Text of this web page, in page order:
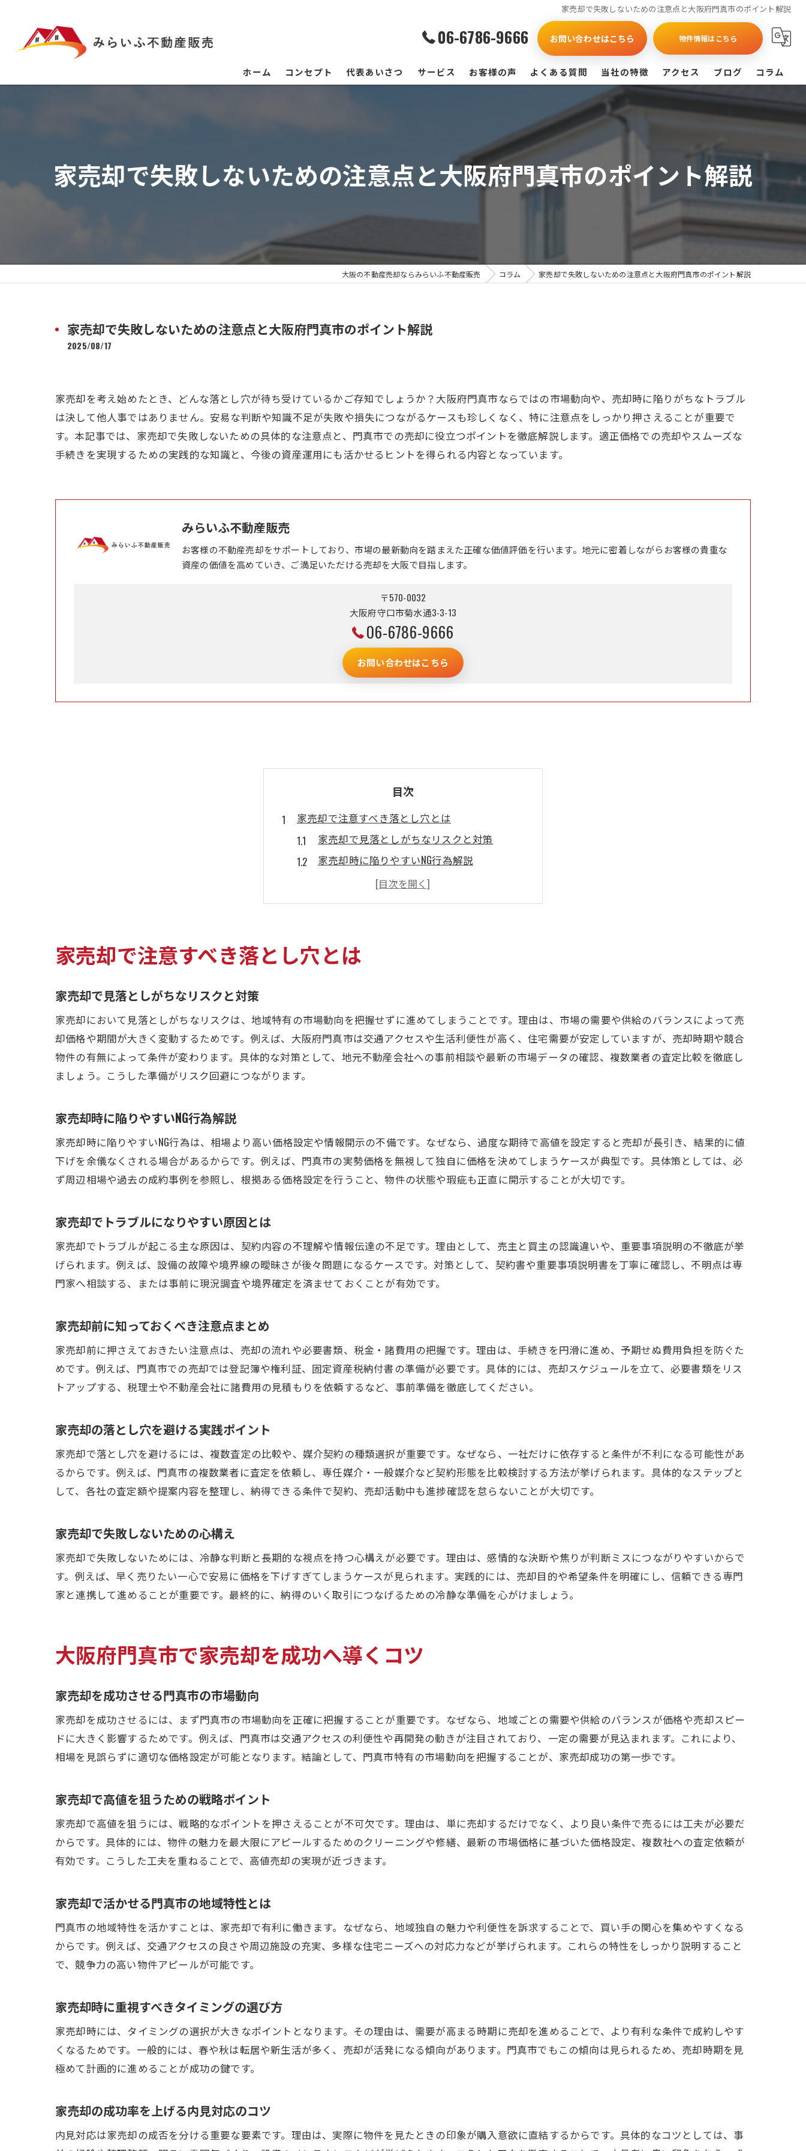
家売却で失敗しないための注意点と大阪府門真市のポイント解説
06-6786-9666 お問い合わせはこちら 物件情報はこちら
ホーム コンセプト 代表あいさつ サービス お客様の声 よくある質問 当社の特徴
買取
戸建て
マンション
アクセス ブログ コラム
家売却で失敗しないための注意点と大阪府門真市のポイント解説
大阪の不動産売却ならみらいふ不動産販売 コラム 家売却で失敗しないための注意点と大阪府門真市のポイント解説
家売却で失敗しないための注意点と大阪府門真市のポイント解説
2025/08/17
家売却を考え始めたとき、どんな落とし穴が待ち受けているかご存知でしょうか？大阪府門真市ならではの市場動向や、売却時に陥りがちなトラブル
は決して他人事ではありません。安易な判断や知識不足が失敗や損失につながるケースも珍しくなく、特に注意点をしっかり押さえることが重要で
す。本記事では、家売却で失敗しないための具体的な注意点と、門真市での売却に役立つポイントを徹底解説します。適正価格での売却やスムーズな
手続きを実現するための実践的な知識と、今後の資産運用にも活かせるヒントを得られる内容となっています。
みらいふ不動産販売
お客様の不動産売却をサポートしており、市場の最新動向を踏まえた正確な価値評価を行います。地元に密着しながらお客様の貴重な
資産の価値を高めていき、ご満足いただける売却を大阪で目指します。
〒570-0032
大阪府守口市菊水通3-3-13
06-6786-9666
お問い合わせはこちら
目次
家売却で注意すべき落とし穴とは
家売却で見落としがちなリスクと対策
家売却時に陥りやすいNG行為解説
家売却でトラブルになりやすい原因とは
家売却前に知っておくべき注意点まとめ
家売却で失敗しないための心構え
大阪府門真市で家売却を成功へ導くコツ
家売却で活かせる門真市の地域特性とは
家売却時に重視すべきタイミングの選び方
家売却に必要な契約時の注意点とは
家売却で失敗を避ける情報収集の方法
家売却で安心できるサポート体制の選び方
家売却を検討する際のポイント整理
家売却前に整理すべき重要ポイントまとめ
家売却時に意識したい税金や諸費用の知識
家売却で得するタイミングの見極め方
家売却を始める前の心構えと準備
家売却に影響する門真市の地域特性とは
家売却で注意すべき門真市の法律や慣習
家売却時に考慮すべき門真市の人口動向
失敗しないための家売却手続きの流れ
家売却の基本的な流れと主要ステップ解説
家売却で必要な書類準備のチェックポイント
家売却の完了後にやるべき手続きまとめ
家売却時に避けるべき代表的NG行為とは
家売却で絶対にしてはいけない対応例
家売却を台無しにする危険な行動を解説
家売却で後悔しないための判断基準
家売却後も安心できる準備と心構え
家売却後に備えておくべき手続き事項
家売却後も安心できる税金や申告の準備
家売却後の新生活に向けた準備方法
家売却で注意すべき落とし穴とは
家売却で見落としがちなリスクと対策
家売却において見落としがちなリスクは、地域特有の市場動向を把握せずに進めてしまうことです。理由は、市場の需要や供給のバランスによって売
却価格や期間が大きく変動するためです。例えば、大阪府門真市は交通アクセスや生活利便性が高く、住宅需要が安定していますが、売却時期や競合
物件の有無によって条件が変わります。具体的な対策として、地元不動産会社への事前相談や最新の市場データの確認、複数業者の査定比較を徹底し
ましょう。こうした準備がリスク回避につながります。
家売却時に陥りやすいNG行為解説
家売却時に陥りやすいNG行為は、相場より高い価格設定や情報開示の不備です。なぜなら、過度な期待で高値を設定すると売却が長引き、結果的に値
下げを余儀なくされる場合があるからです。例えば、門真市の実勢価格を無視して独自に価格を決めてしまうケースが典型です。具体策としては、必
ず周辺相場や過去の成約事例を参照し、根拠ある価格設定を行うこと、物件の状態や瑕疵も正直に開示することが大切です。
家売却でトラブルになりやすい原因とは
家売却でトラブルが起こる主な原因は、契約内容の不理解や情報伝達の不足です。理由として、売主と買主の認識違いや、重要事項説明の不徹底が挙
げられます。例えば、設備の故障や境界線の曖昧さが後々問題になるケースです。対策として、契約書や重要事項説明書を丁寧に確認し、不明点は専
門家へ相談する、または事前に現況調査や境界確定を済ませておくことが有効です。
家売却前に知っておくべき注意点まとめ
家売却前に押さえておきたい注意点は、売却の流れや必要書類、税金・諸費用の把握です。理由は、手続きを円滑に進め、予期せぬ費用負担を防ぐた
めです。例えば、門真市での売却では登記簿や権利証、固定資産税納付書の準備が必要です。具体的には、売却スケジュールを立て、必要書類をリス
トアップする、税理士や不動産会社に諸費用の見積もりを依頼するなど、事前準備を徹底してください。
家売却の落とし穴を避ける実践ポイント
家売却で落とし穴を避けるには、複数査定の比較や、媒介契約の種類選択が重要です。なぜなら、一社だけに依存すると条件が不利になる可能性があ
るからです。例えば、門真市の複数業者に査定を依頼し、専任媒介・一般媒介など契約形態を比較検討する方法が挙げられます。具体的なステップと
して、各社の査定額や提案内容を整理し、納得できる条件で契約、売却活動中も進捗確認を怠らないことが大切です。
家売却で失敗しないための心構え
家売却で失敗しないためには、冷静な判断と長期的な視点を持つ心構えが必要です。理由は、感情的な決断や焦りが判断ミスにつながりやすいからで
す。例えば、早く売りたい一心で安易に価格を下げすぎてしまうケースが見られます。実践的には、売却目的や希望条件を明確にし、信頼できる専門
家と連携して進めることが重要です。最終的に、納得のいく取引につなげるための冷静な準備を心がけましょう。
大阪府門真市で家売却を成功へ導くコツ
家売却を成功させる門真市の市場動向
家売却を成功させるには、まず門真市の市場動向を正確に把握することが重要です。なぜなら、地域ごとの需要や供給のバランスが価格や売却スピー
ドに大きく影響するためです。例えば、門真市は交通アクセスの利便性や再開発の動きが注目されており、一定の需要が見込まれます。これにより、
相場を見誤らずに適切な価格設定が可能となります。結論として、門真市特有の市場動向を把握することが、家売却成功の第一歩です。
家売却で高値を狙うための戦略ポイント
家売却で高値を狙うには、戦略的なポイントを押さえることが不可欠です。理由は、単に売却するだけでなく、より良い条件で売るには工夫が必要だ
からです。具体的には、物件の魅力を最大限にアピールするためのクリーニングや修繕、最新の市場価格に基づいた価格設定、複数社への査定依頼が
有効です。こうした工夫を重ねることで、高値売却の実現が近づきます。
家売却で活かせる門真市の地域特性とは
門真市の地域特性を活かすことは、家売却で有利に働きます。なぜなら、地域独自の魅力や利便性を訴求することで、買い手の関心を集めやすくなる
からです。例えば、交通アクセスの良さや周辺施設の充実、多様な住宅ニーズへの対応力などが挙げられます。これらの特性をしっかり説明すること
で、競争力の高い物件アピールが可能です。
家売却時に重視すべきタイミングの選び方
家売却時には、タイミングの選択が大きなポイントとなります。その理由は、需要が高まる時期に売却を進めることで、より有利な条件で成約しやす
くなるためです。一般的には、春や秋は転居や新生活が多く、売却が活発になる傾向があります。門真市でもこの傾向は見られるため、売却時期を見
極めて計画的に進めることが成功の鍵です。
家売却の成功率を上げる内見対応のコツ
内見対応は家売却の成否を分ける重要な要素です。理由は、実際に物件を見たときの印象が購入意欲に直結するからです。具体的なコツとしては、事